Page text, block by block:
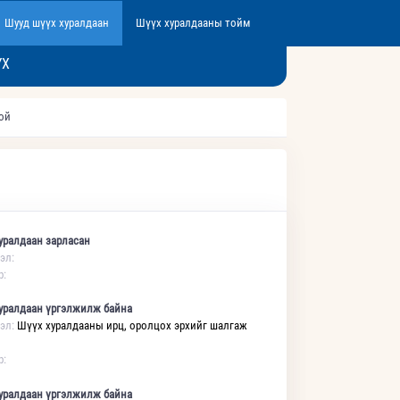
Шууд шүүх хуралдаан Шүүх хуралдааны тойм
зарласан
үргэлжилж байна
Шүүх хуралдааны ирц, оролцох эрхийг шалгаж
үргэлжилж байна